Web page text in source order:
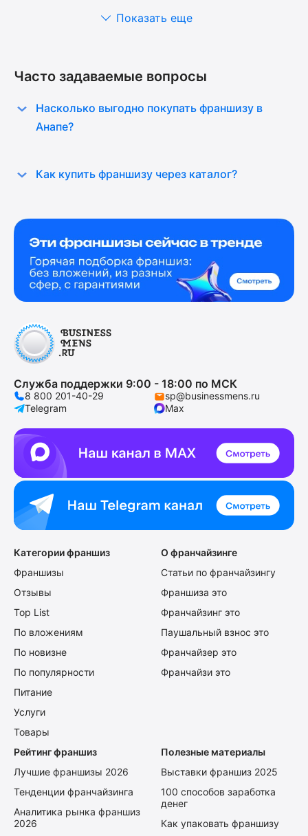
Показать еще
Часто задаваемые вопросы
Насколько выгодно покупать франшизу в
Анапе?
Как купить франшизу через каталог?
Служба поддержки 9:00 - 18:00 по МСК
8 800 201-40-29
sp@businessmens.ru
Telegram
Max
Категории франшиз
Франшизы
Отзывы
Top List
По вложениям
По новизне
По популярности
Питание
Услуги
Товары
О франчайзинге
Статьи по франчайзингу
Франшиза это
Франчайзинг это
Паушальный взнос это
Франчайзер это
Франчайзи это
Рейтинг франшиз
Лучшие франшизы 2026
Тенденции франчайзинга
Аналитика рынка франшиз
2026
Полезные материалы
Выставки франшиз 2025
100 способов заработка
денег
Как упаковать франшизу